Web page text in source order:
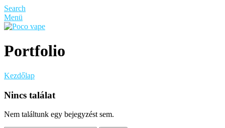
Search
Menü
Portfolio
Kezdőlap
Nincs találat
Nem találtunk egy bejegyzést sem.